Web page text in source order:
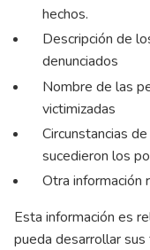
hechos.
Descripción de
denunciados
Nombre de las
victimizadas
Circunstancias
sucedieron los
Otra información
Esta información es
pueda desarrollar sus